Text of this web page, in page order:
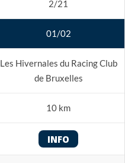
2/21
01/02
Les Hivernales du Racing Club
de Bruxelles
10 km
INFO